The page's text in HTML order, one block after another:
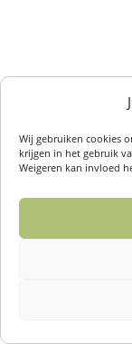
Wij gebruiken cookies
krijgen in het gebruik
Weigeren kan invloed